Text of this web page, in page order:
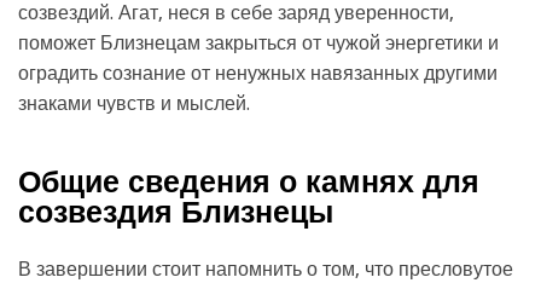
созвездий. Агат, неся в себе заряд уверенности,
поможет Близнецам закрыться от чужой энергетики и
оградить сознание от ненужных навязанных другими
знаками чувств и мыслей.
Общие сведения о камнях для
созвездия Близнецы
В завершении стоит напомнить о том, что пресловутое